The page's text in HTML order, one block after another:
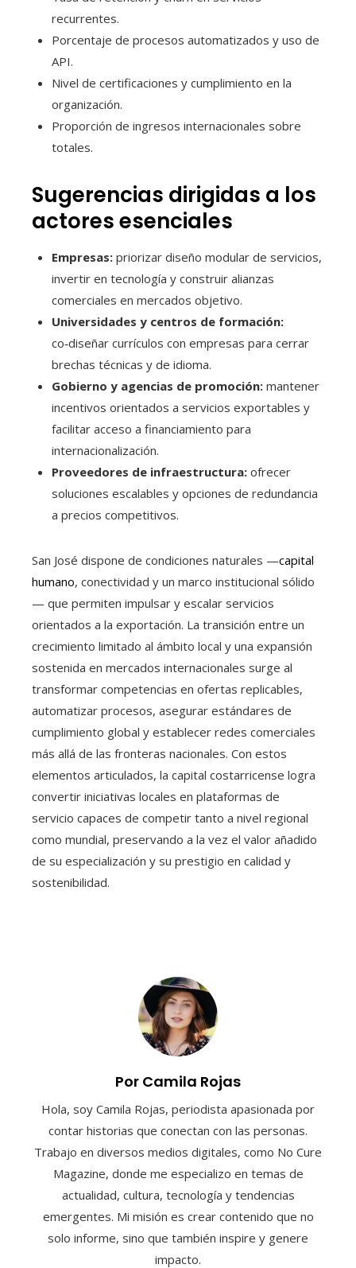
recurrentes.
Porcentaje de procesos automatizados y uso de
API.
Nivel de certificaciones y cumplimiento en la
organización.
Proporción de ingresos internacionales sobre
totales.
Sugerencias dirigidas a los
actores esenciales
Empresas: priorizar diseño modular de servicios,
invertir en tecnología y construir alianzas
comerciales en mercados objetivo.
Universidades y centros de formación:
co‑diseñar currículos con empresas para cerrar
brechas técnicas y de idioma.
Gobierno y agencias de promoción: mantener
incentivos orientados a servicios exportables y
facilitar acceso a financiamiento para
internacionalización.
Proveedores de infraestructura: ofrecer
soluciones escalables y opciones de redundancia
a precios competitivos.
San José dispone de condiciones naturales —capital
humano, conectividad y un marco institucional sólido
— que permiten impulsar y escalar servicios
orientados a la exportación. La transición entre un
crecimiento limitado al ámbito local y una expansión
sostenida en mercados internacionales surge al
transformar competencias en ofertas replicables,
automatizar procesos, asegurar estándares de
cumplimiento global y establecer redes comerciales
más allá de las fronteras nacionales. Con estos
elementos articulados, la capital costarricense logra
convertir iniciativas locales en plataformas de
servicio capaces de competir tanto a nivel regional
como mundial, preservando a la vez el valor añadido
de su especialización y su prestigio en calidad y
sostenibilidad.
Por Camila Rojas
Hola, soy Camila Rojas, periodista apasionada por
contar historias que conectan con las personas.
Trabajo en diversos medios digitales, como No Cure
Magazine, donde me especializo en temas de
actualidad, cultura, tecnología y tendencias
emergentes. Mi misión es crear contenido que no
solo informe, sino que también inspire y genere
impacto.